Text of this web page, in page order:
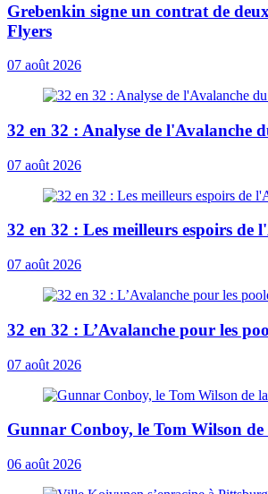
Grebenkin signe un contrat de
Flyers
07 août 2026
32 en 32 : Analyse de l'Avalanche
07 août 2026
32 en 32 : Les meilleurs espoirs de
07 août 2026
32 en 32 : L’Avalanche pour les
07 août 2026
Gunnar Conboy, le Tom Wilson de
06 août 2026